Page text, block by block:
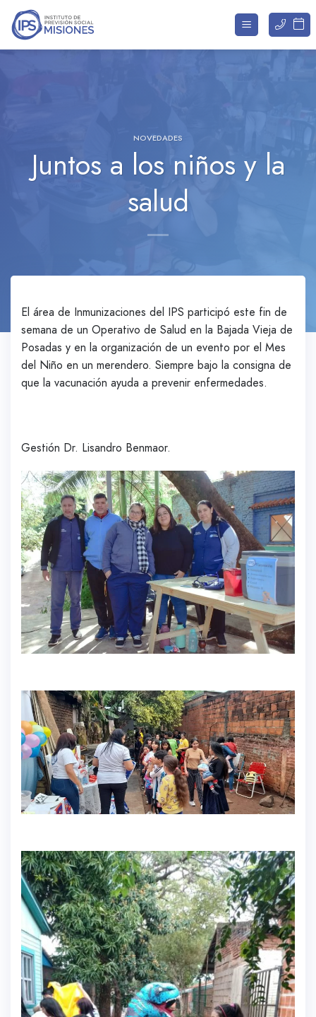
Saltar
contenido
NOVEDADES
Juntos a los niños y la
salud
El área de Inmunizaciones del IPS participó este fin de
semana de un Operativo de Salud en la Bajada Vieja de
Posadas y en la organización de un evento por el Mes
del Niño en un merendero. Siempre bajo la consigna de
que la vacunación ayuda a prevenir enfermedades.
Gestión Dr. Lisandro Benmaor.